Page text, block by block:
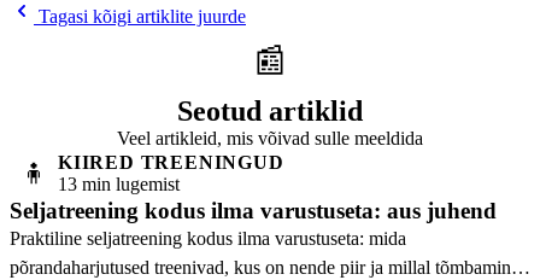
Tagasi kõigi artiklite juurde
📰
Seotud artiklid
Veel artikleid, mis võivad sulle meeldida
🧍
KIIRED TREENINGUD
13 min lugemist
Seljatreening kodus ilma varustuseta: aus juhend
Praktiline seljatreening kodus ilma varustuseta: mida
põrandaharjutused treenivad, kus on nende piir ja millal tõmbamine